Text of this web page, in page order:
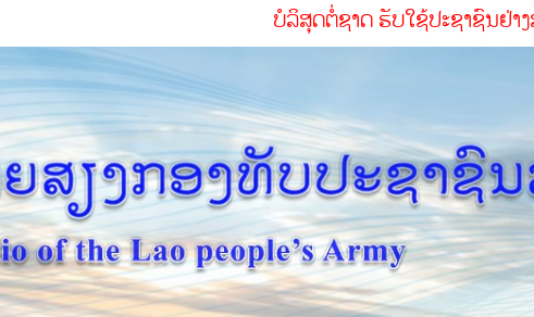
ບໍລິສຸດຕໍ່ຊາດ ຮັບໃຊ້ປະຊາຊົນຢ່າງສຸດໃຈ ເ